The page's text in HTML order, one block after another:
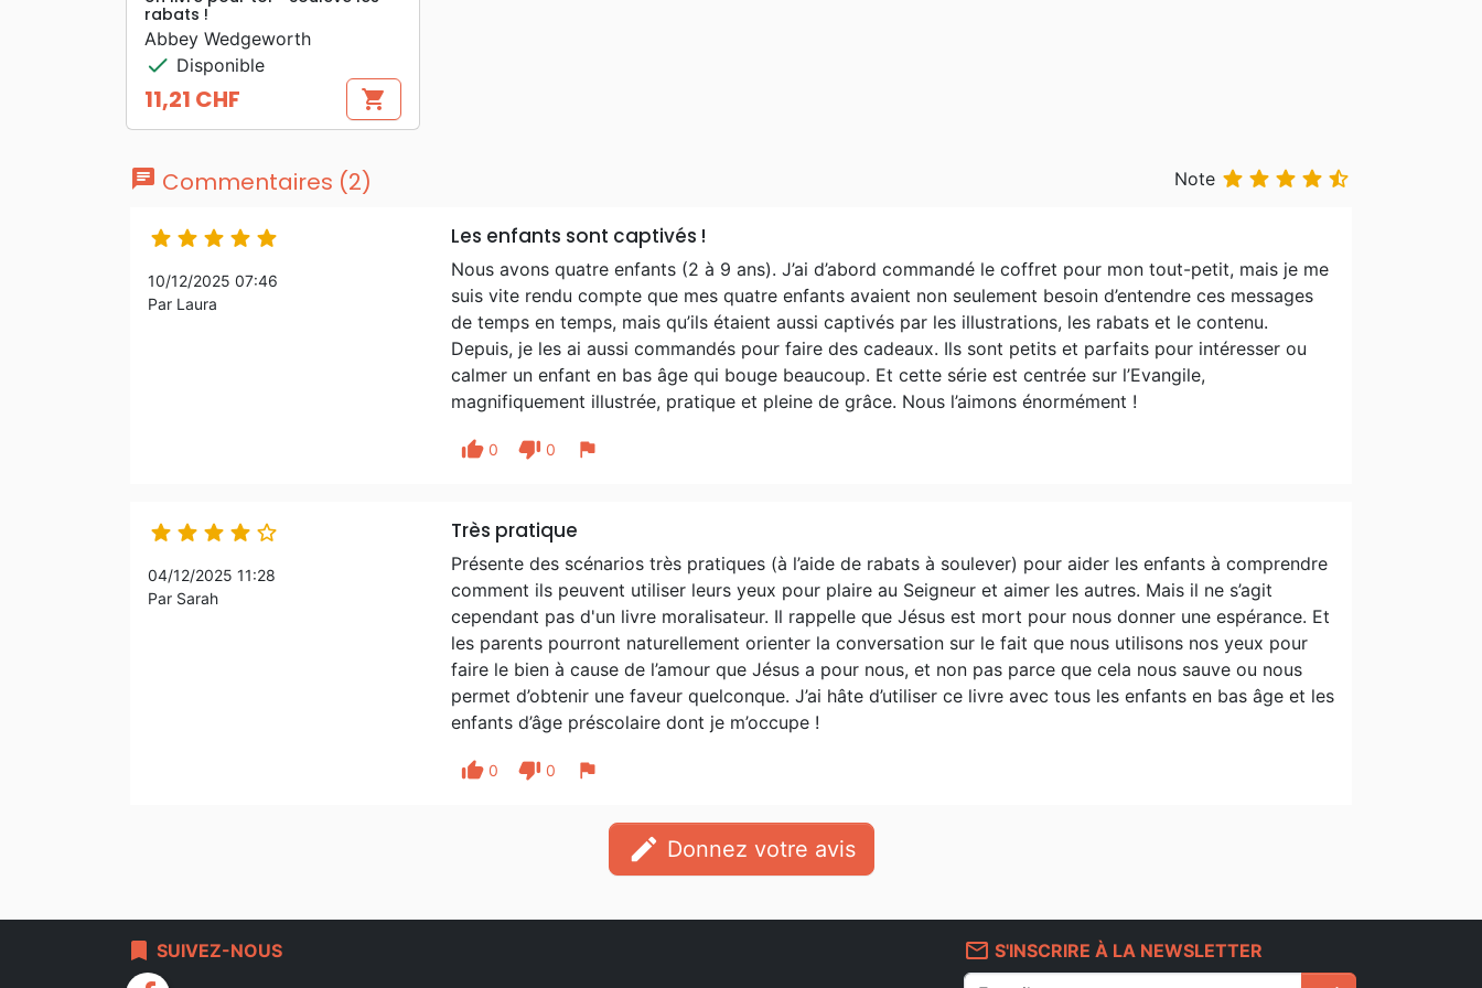
rabats !
Abbey Wedgeworth
check Disponible
Prix
11,21 CHF shopping_cart
chat Commentaires (2) Note     
    
10/12/2025 07:46
Par Laura
Les enfants sont captivés !
Nous avons quatre enfants (2 à 9 ans). J’ai d’abord commandé le coffret pour mon tout-petit, mais je me
suis vite rendu compte que mes quatre enfants avaient non seulement besoin d’entendre ces messages
de temps en temps, mais qu’ils étaient aussi captivés par les illustrations, les rabats et le contenu.
Depuis, je les ai aussi commandés pour faire des cadeaux. Ils sont petits et parfaits pour intéresser ou
calmer un enfant en bas âge qui bouge beaucoup. Et cette série est centrée sur l’Evangile,
magnifiquement illustrée, pratique et pleine de grâce. Nous l’aimons énormément !
thumb_up 0 thumb_down 0 flag
    
04/12/2025 11:28
Par Sarah
Très pratique
Présente des scénarios très pratiques (à l’aide de rabats à soulever) pour aider les enfants à comprendre
comment ils peuvent utiliser leurs yeux pour plaire au Seigneur et aimer les autres. Mais il ne s’agit
cependant pas d'un livre moralisateur. Il rappelle que Jésus est mort pour nous donner une espérance. Et
les parents pourront naturellement orienter la conversation sur le fait que nous utilisons nos yeux pour
faire le bien à cause de l’amour que Jésus a pour nous, et non pas parce que cela nous sauve ou nous
permet d’obtenir une faveur quelconque. J’ai hâte d’utiliser ce livre avec tous les enfants en bas âge et les
enfants d’âge préscolaire dont je m’occupe !
thumb_up 0 thumb_down 0 flag
edit Donnez votre avis
bookmark SUIVEZ-NOUS mail_outline S'INSCRIRE À LA NEWSLETTER